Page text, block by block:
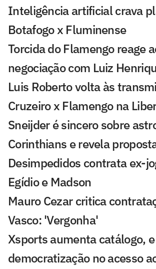
Inteligência artificial crava
Botafogo x Fluminense
Torcida do Flamengo reage
negociação com Luiz
Luis Roberto volta às
Cruzeiro x Flamengo na
Sneijder é sincero sobre
Corinthians e revela
Desimpedidos contrata ex-
Egídio e Madson
Mauro Cezar critica
Vasco: 'Vergonha'
Xsports aumenta catálogo,
democratização no acesso